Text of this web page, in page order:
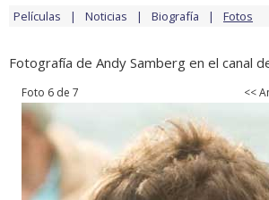
Películas Noticias Biografía Fotos
Fotografía de Andy Samberg en el canal
Foto 6 de 7 <<